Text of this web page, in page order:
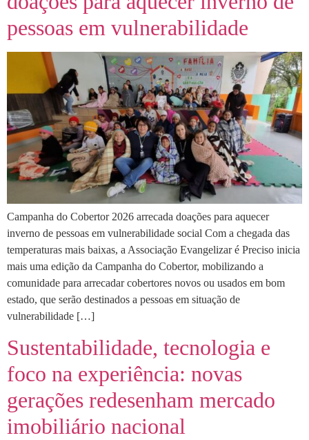
pessoas em vulnerabilidade
Campanha do Cobertor 2026 arrecada doações para aquecer
inverno de pessoas em vulnerabilidade social Com a chegada das
temperaturas mais baixas, a Associação Evangelizar é Preciso inicia
mais uma edição da Campanha do Cobertor, mobilizando a
comunidade para arrecadar cobertores novos ou usados em bom
estado, que serão destinados a pessoas em situação de
vulnerabilidade […]
Sustentabilidade, tecnologia e
foco na experiência: novas
gerações redesenham mercado
imobiliário nacional